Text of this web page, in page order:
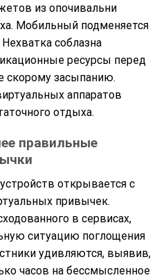
из опочивальни
Мобильный подменяется
соблазна
ресурсы перед
скорому засыпанию.
аппаратов
отдыха.
правильные
открывается с
привычек.
в сервисах,
ситуацию поглощения
удивляются, выявив,
часов на бессмысленное